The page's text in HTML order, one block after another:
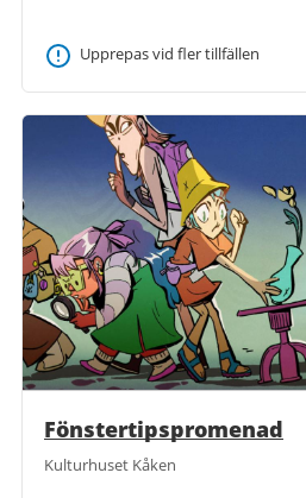
Upprepas vid fler tillfällen
Fönstertipspromenad
Kulturhuset Kåken